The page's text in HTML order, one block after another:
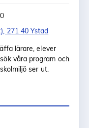
271 40 Ystad
lärare, elever
våra program och
ser ut.